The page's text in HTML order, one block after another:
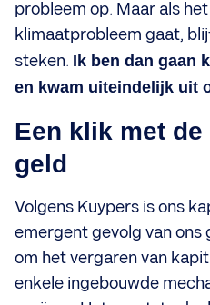
probleem op. Maar als
klimaatprobleem gaat,
steken. Ik ben dan gaan
en kwam uiteindelijk uit
Een klik met
geld
Volgens Kuypers is ons
emergent gevolg van ons
om het vergaren van
enkele ingebouwde